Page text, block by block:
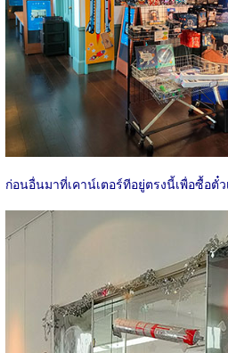
ก่อนอื่นมาที่เคาน์เตอร์ทีอยู่ตรงนี้เพื่อซื้อตั๋